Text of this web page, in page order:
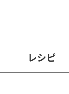
レシピ